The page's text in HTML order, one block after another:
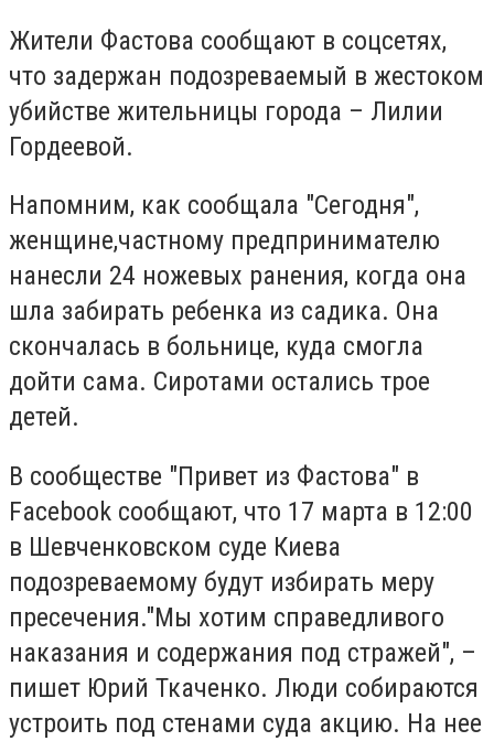
Жители Фастова сообщают в соцсетях,
что задержан подозреваемый в жестоком
убийстве жительницы города – Лилии
Гордеевой.
Напомним, как сообщала "Сегодня",
женщине,частному предпринимателю
нанесли 24 ножевых ранения, когда она
шла забирать ребенка из садика. Она
скончалась в больнице, куда смогла
дойти сама. Сиротами остались трое
детей.
В сообществе "Привет из Фастова" в
Facebook сообщают, что 17 марта в 12:00
в Шевченковском суде Киева
подозреваемому будут избирать меру
пресечения."Мы хотим справедливого
наказания и содержания под стражей", –
пишет Юрий Ткаченко. Люди собираются
устроить под стенами суда акцию. На нее